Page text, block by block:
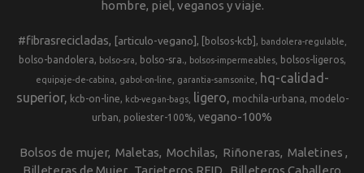
hombre, piel, veganos y viaje.
#fibrasrecicladas [articulo-vegano] [bolsos-kcb] bandolera-regulable
bolso-bandolera bolso-sra bolso-sra. bolsos-impermeables bolsos-ligeros
equipaje-de-cabina gabol-on-line garantia-samsonite
hq-calidad-
superior
kcb-on-line kcb-vegan-bags ligero mochila-urbana
modelo-
urban
poliester-100% vegano-100%
Bolsos de mujer Maletas Mochilas Riñoneras Maletines
Billeteras de Mujer Tarjeteros RFID
Billeteros Caballero